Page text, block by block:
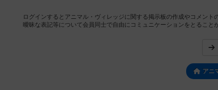
ログインするとアニマル・ヴィレッジに関する掲示板の作成やコメン
曖昧な表記等について会員同士で自由にコミュニケーションをとること
アニ